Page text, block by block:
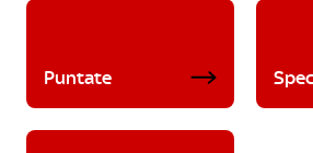
Puntate